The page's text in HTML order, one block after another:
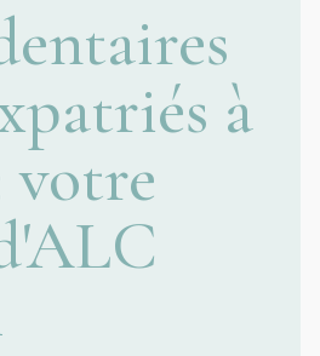
dès aujourd'hui et
personnalisés et de
Dental.
à
votre